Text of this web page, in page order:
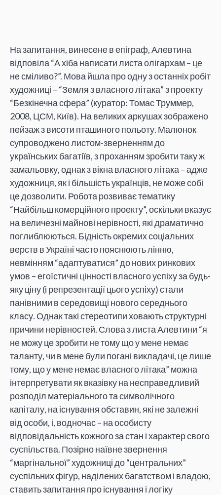
На запитання, винесене в епіграф, Алевтина
відповіла “А хіба написати листа олігархам – це
не сміливо?”. Мова йшла про одну з останніх робіт
художниці – “Земля з власного літака” з проекту
“Безкінечна сфера” (куратор: Томас Труммер,
2008, ЦСМ, Київ). На великих аркушах зображено
пейзаж з висоти пташиного польоту. Малюнок
супроводжено листом-зверненням до
українських багатіїв, з проханням зробити таку ж
замальовку, однак з вікна власного літака – адже
художниця, як і більшість українців, не може собі
це дозволити. Робота розвиває тематику
“Найбільш комерційного проекту”, оскільки вказує
на величезні майнові нерівності, які драматично
поглиблюються. Бідність окремих соціальних
верств в Україні часто пояснюють лінню,
невмінням “адаптуватися” до нових ринкових
умов – егоїстичні цінності власного успіху за будь-
яку ціну (і репрезентації цього успіху) стали
панівними в середовищі нового середнього
класу. Однак такі стереотипи ховають структурні
причини нерівностей. Слова з листа Алевтини “я
не можу це зробити не тому що у мене немає
таланту, чи в мене були погані викладачі, це лише
тому, що у мене немає власного літака” можна
інтерпретувати як вказівку на несправедливий
розподіл матеріального та символічного
капіталу, на існування обставин, які не залежні
від особи, і, водночас – на особисту
відповідальність кожного за стан і характер свого
суспільства. Позірно наївне звернення
“маргінальної” художниці до “центральних”
суспільних фігур, наділених багатством і владою,
ставить запитання про існування і логіку